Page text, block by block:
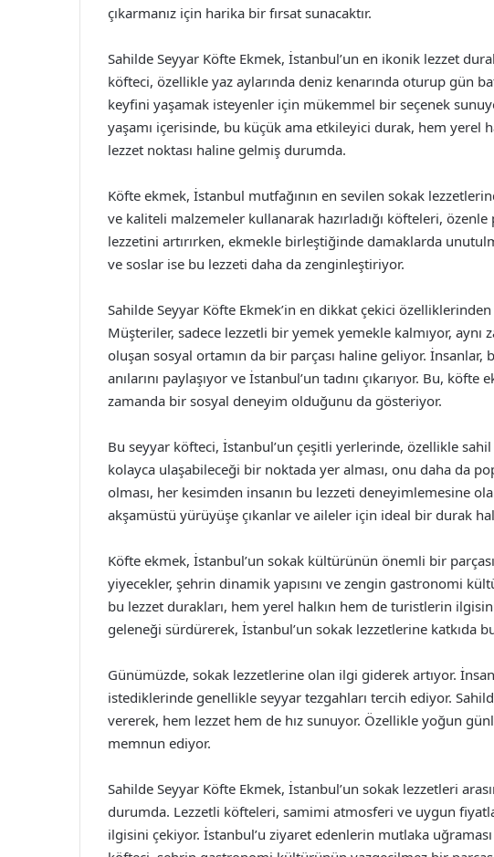
çıkarmanız için harika bir fırsat sunacaktır.
Sahilde Seyyar Köfte Ekmek, İstanbul’un en ikonik lezzet
köfteci, özellikle yaz aylarında deniz kenarında oturup gün
keyfini yaşamak isteyenler için mükemmel bir seçenek
yaşamı içerisinde, bu küçük ama etkileyici durak, hem yerel
lezzet noktası haline gelmiş durumda.
Köfte ekmek, İstanbul mutfağının en sevilen sokak
ve kaliteli malzemeler kullanarak hazırladığı köfteleri,
lezzetini artırırken, ekmekle birleştiğinde damaklarda
ve soslar ise bu lezzeti daha da zenginleştiriyor.
Sahilde Seyyar Köfte Ekmek’in en dikkat çekici
Müşteriler, sadece lezzetli bir yemek yemekle kalmıyor, aynı
oluşan sosyal ortamın da bir parçası haline geliyor.
anılarını paylaşıyor ve İstanbul’un tadını çıkarıyor. Bu,
zamanda bir sosyal deneyim olduğunu da gösteriyor.
Bu seyyar köfteci, İstanbul’un çeşitli yerlerinde, özellikle
kolayca ulaşabileceği bir noktada yer alması, onu daha da
olması, her kesimden insanın bu lezzeti deneyimlemesine
akşamüstü yürüyüşe çıkanlar ve aileler için ideal bir durak
Köfte ekmek, İstanbul’un sokak kültürünün önemli bir
yiyecekler, şehrin dinamik yapısını ve zengin gastronomi
bu lezzet durakları, hem yerel halkın hem de turistlerin
geleneği sürdürerek, İstanbul’un sokak lezzetlerine katkıda
Günümüzde, sokak lezzetlerine olan ilgi giderek artıyor.
istediklerinde genellikle seyyar tezgahları tercih ediyor.
vererek, hem lezzet hem de hız sunuyor. Özellikle yoğun
memnun ediyor.
Sahilde Seyyar Köfte Ekmek, İstanbul’un sokak lezzetleri
durumda. Lezzetli köfteleri, samimi atmosferi ve uygun
ilgisini çekiyor. İstanbul’u ziyaret edenlerin mutlaka